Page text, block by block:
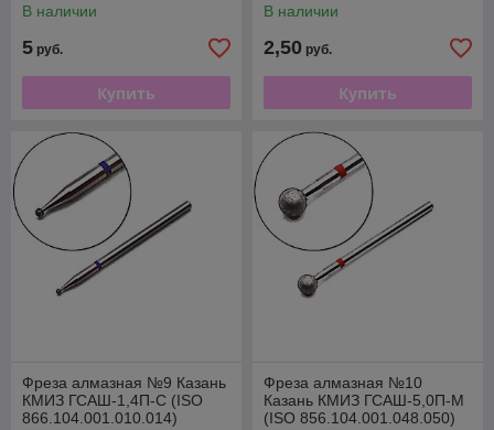
В наличии
5 руб.
Купить
В наличии
2,50 руб.
Купить
Фреза алмазная №9 Казань
КМИЗ ГСАШ-1,4П-С (ISO
866.104.001.010.014)
Фреза алмазная №10
Казань КМИЗ ГСАШ-5,0П-М
(ISO 856.104.001.048.050)